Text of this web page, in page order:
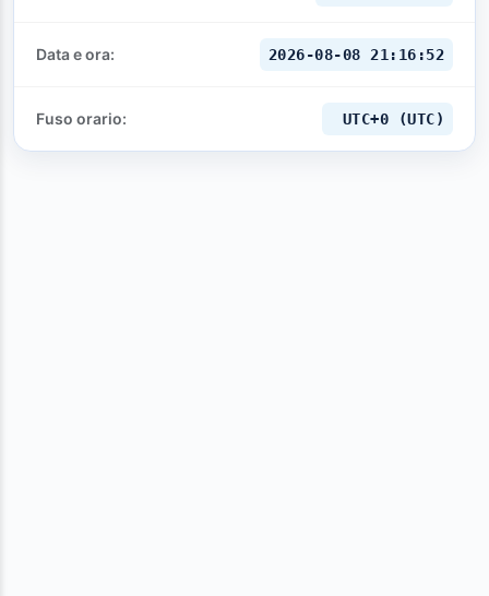
Data e ora: 2026-08-08 21:16:53
Fuso orario: UTC+0 (UTC)